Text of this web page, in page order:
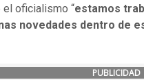
el oficialismo “estamos
novedades dentro de
PUBLICIDAD